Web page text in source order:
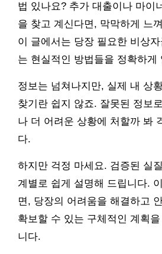
법 있나요? 추가 대출이나 마이
을 찾고 계신다면, 막막하게 느
이 글에서는 당장 필요한 비상
는 현실적인 방법들을 정확하게
정보는 넘쳐나지만, 실제 내 상
찾기란 쉽지 않죠. 잘못된 정보
나 더 어려운 상황에 처할까 봐
다.
하지만 걱정 마세요. 검증된 실
계별로 쉽게 설명해 드립니다.
면, 당장의 어려움을 해결하고
확보할 수 있는 구체적인 계획
니다.